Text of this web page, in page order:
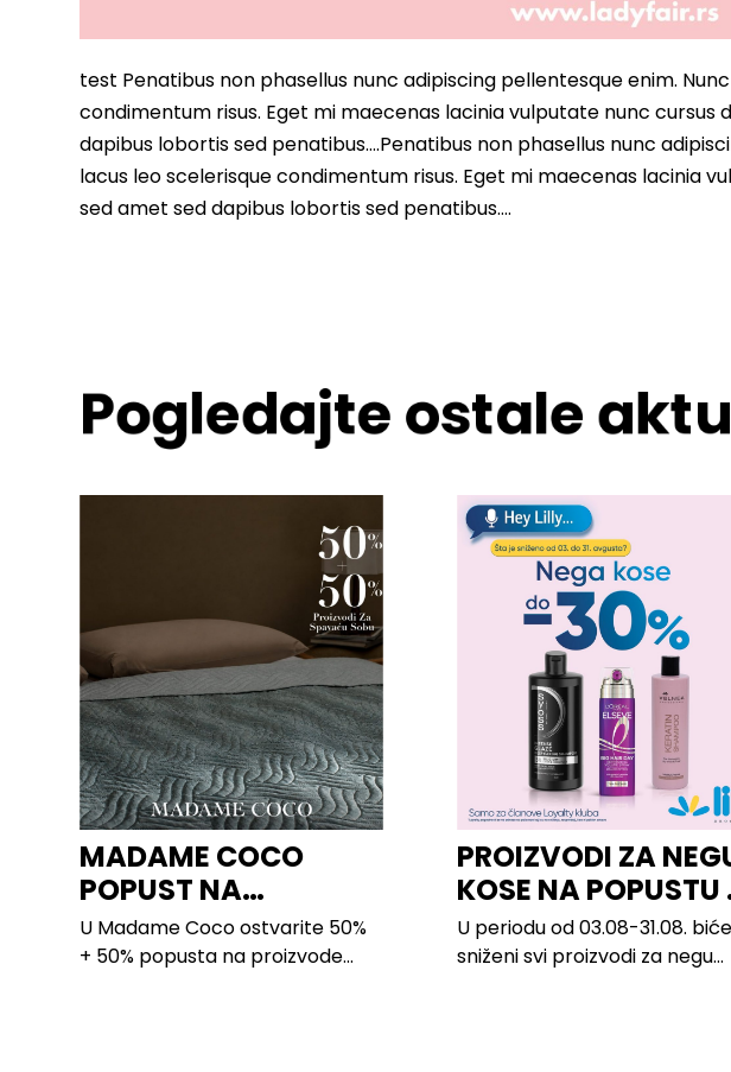
test Penatibus non phasellus nunc adipiscing pellentesque enim.
condimentum risus. Eget mi maecenas lacinia vulputate nunc cursus
dapibus lobortis sed penatibus….Penatibus non phasellus nunc
lacus leo scelerisque condimentum risus. Eget mi maecenas lacinia
sed amet sed dapibus lobortis sed penatibus….
Pogledajte ostale
MADAME COCO
POPUST NA
PROIZVODE ZA
SPAVAĆU SOBU
U Madame Coco ostvarite 50%
+ 50% popusta na proizvode...
PROIZVODI ZA
KOSE NA POPUSTU
LILLY
U periodu od 03.08-31.08. biće
sniženi svi proizvodi za negu